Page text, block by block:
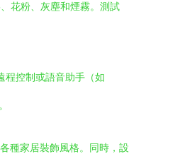
花粉、灰塵和煙霧。測試
程控制或語音助手（如
種家居裝飾風格。同時，設